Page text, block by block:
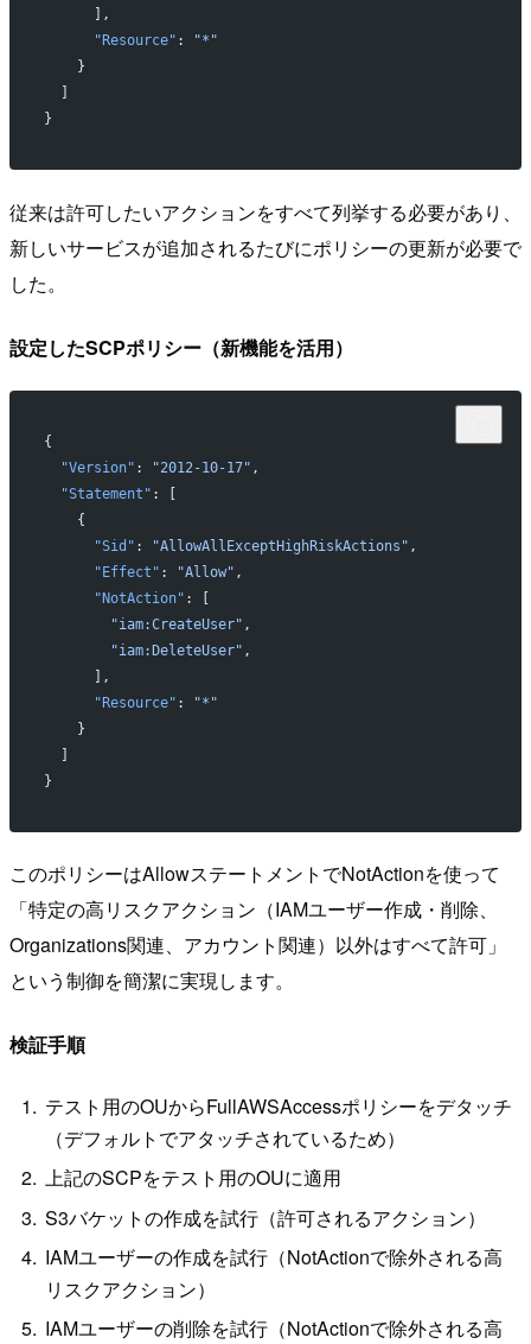
      ],
      "Resource"
:
"*"
    }
}
従来は許可したいアクションをすべて列挙する必要があり、
新しいサービスが追加されるたびにポリシーの更新が必要で
した。
設定したSCPポリシー（新機能を活用）
{
  "Version"
: "2012-10-17" ,
  "Statement"
: [
    {
      "Sid"
: "AllowAllExceptHighRiskActions" ,
      "Effect"
: "Allow" ,
      "NotAction"
: [
        "iam:CreateUser"
,
        "iam:DeleteUser"
,
      ],
      "Resource"
:
"*"
    }
  ]
}
このポリシーはAllowステートメントでNotActionを使って
「特定の高リスクアクション（IAMユーザー作成・削除、
Organizations関連、アカウント関連）以外はすべて許可」
という制御を簡潔に実現します。
検証手順
テスト用のOUからFullAWSAccessポリシーをデタッチ
（デフォルトでアタッチされているため）
上記のSCPをテスト用のOUに適用
S3バケットの作成を試行（許可されるアクション）
IAMユーザーの作成を試行（NotActionで除外される高
リスクアクション）
IAMユーザーの削除を試行（NotActionで除外される高